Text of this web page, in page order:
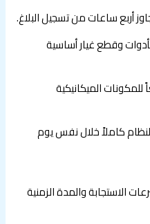
أربع ساعات من تسجيل البلاغ.
وقطع غيار أساسية
الميكانيكية
كاملاً خلال نفس يوم
الاستجابة والمدة الزمنية